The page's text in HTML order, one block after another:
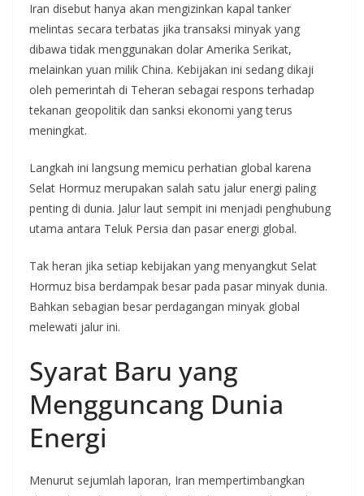
Iran disebut hanya akan mengizinkan kapal tanker
melintas secara terbatas jika transaksi minyak yang
dibawa tidak menggunakan dolar Amerika Serikat,
melainkan yuan milik China. Kebijakan ini sedang dikaji
oleh pemerintah di Teheran sebagai respons terhadap
tekanan geopolitik dan sanksi ekonomi yang terus
meningkat.
Langkah ini langsung memicu perhatian global karena
Selat Hormuz merupakan salah satu jalur energi paling
penting di dunia. Jalur laut sempit ini menjadi penghubung
utama antara Teluk Persia dan pasar energi global.
Tak heran jika setiap kebijakan yang menyangkut Selat
Hormuz bisa berdampak besar pada pasar minyak dunia.
Bahkan sebagian besar perdagangan minyak global
melewati jalur ini.
Syarat Baru yang
Mengguncang Dunia
Energi
Menurut sejumlah laporan, Iran mempertimbangkan